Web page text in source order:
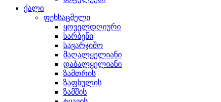
ქალი
ფეხსაცმელი
ყოველდღიური
სარბენი
სავარჯიშო
მაღალყელიანი
დაბალყელიანი
ზამთრის
ზაფხულის
ზამშის